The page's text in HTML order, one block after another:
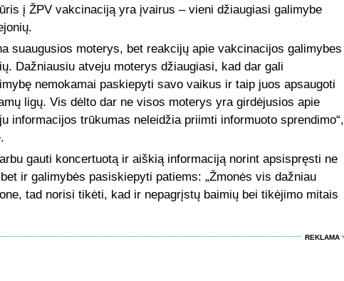
į ŽPV vakcinaciją yra įvairus – vieni džiaugiasi galimybe
suaugusios moterys, bet reakcijų apie vakcinacijos galimybes
Dažniausiu atveju moterys džiaugiasi, kad dar gali
nemokamai paskiepyti savo vaikus ir taip juos apsaugoti
ligų. Vis dėlto dar ne visos moterys yra girdėjusios apie
informacijos trūkumas neleidžia priimti informuoto sprendimo“,
gauti koncertuotą ir aiškią informaciją norint apsispręsti ne
ir galimybės pasiskiepyti patiems: „Žmonės vis dažniau
tad norisi tikėti, kad ir nepagrįstų baimių bei tikėjimo mitais
REKLAMA